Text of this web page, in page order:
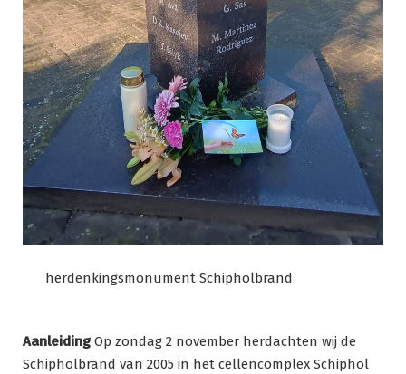
herdenkingsmonument Schipholbrand
Aanleiding Op zondag 2 november herdachten wij de
Schipholbrand van 2005 in het cellencomplex Schiphol